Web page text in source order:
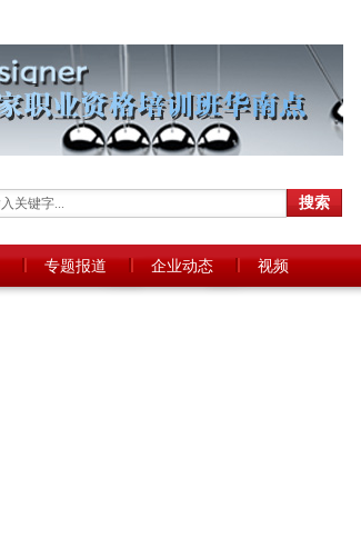
专题报道 企业动态 视频